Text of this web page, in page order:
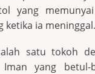
yang
ketika ia meninggal.
satu tokoh
yang betul-